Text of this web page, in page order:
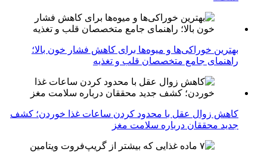
بهترین خوراکی‌ها و میوه‌ها برای کاهش فشار خون بالا؛
راهنمای جامع متخصصان قلب و تغذیه
کاهش زوال عقل با محدود کردن ساعات غذا خوردن؛ کشف
جدید محققان درباره سلامت مغز